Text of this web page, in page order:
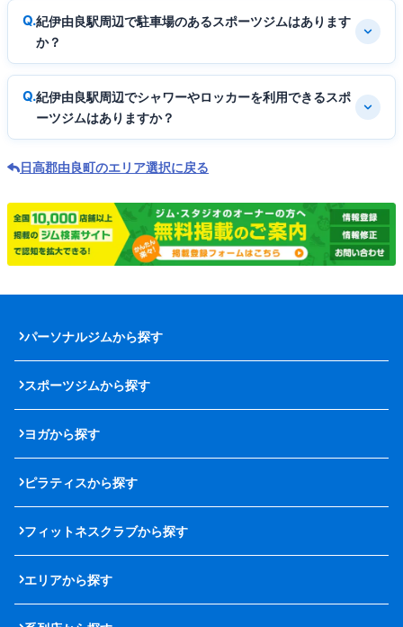
紀伊由良駅周辺で駐車場のあるスポーツジムはあります
か？
紀伊由良駅周辺でシャワーやロッカーを利用できるスポ
ーツジムはありますか？
日高郡由良町のエリア選択に戻る
パーソナルジムから探す
スポーツジムから探す
ヨガから探す
ピラティスから探す
フィットネスクラブから探す
エリアから探す